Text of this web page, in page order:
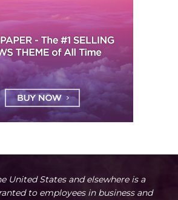
United States and elsewhere is a
to employees in business and